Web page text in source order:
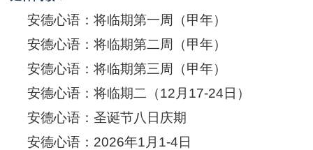
安德心语：将临期第一周（甲年）
安德心语：将临期第二周（甲年）
安德心语：将临期第三周（甲年）
安德心语：将临期二（12月17-24日）
安德心语：圣诞节八日庆期
安德心语：2026年1月1-4日